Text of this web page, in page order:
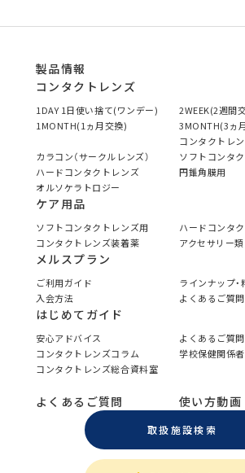
製品情報
コンタクトレンズ
1DAY 1日使い捨て(ワンデー)
2WEEK(2週間
1MONTH(1ヵ月交換)
3MONTH(3ヵ
コンタクトレ
カラコン（サークルレンズ）
ソフトコンタ
ハードコンタクトレンズ
円錐角膜用
オルソケラトロジー
ケア用品
ソフトコンタクトレンズ用
ハードコンタ
コンタクトレンズ装着薬
アクセサリー類
メルスプラン
ご利用ガイド
ラインナップ・
入会方法
よくあるご質問
はじめてガイド
安心アドバイス
よくあるご質問
コンタクトレンズコラム
学校保健関係
コンタクトレンズ総合資料室
よくあるご質問 使い方動画
取扱施設検索